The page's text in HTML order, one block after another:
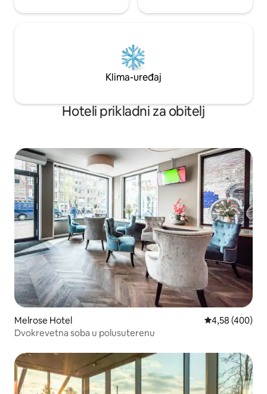
Klima-uređaj
Hoteli prikladni za obitelj
Melrose Hotel Prosječna
4,58 (400)
Dvokrevetna soba u polusuterenu